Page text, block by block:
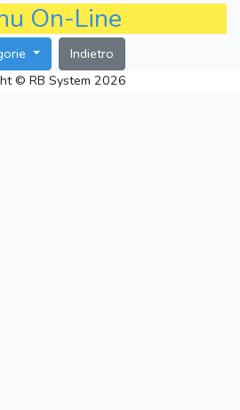
On-Line
Indietro
© RB System 2026